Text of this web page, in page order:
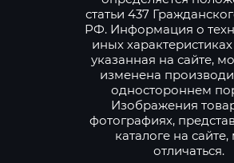
статьи 437
РФ. Информация о
иных
указанная на сайте,
изменена
одностороннем
Изображения
фотографиях,
каталоге на сайте,
отличаться.